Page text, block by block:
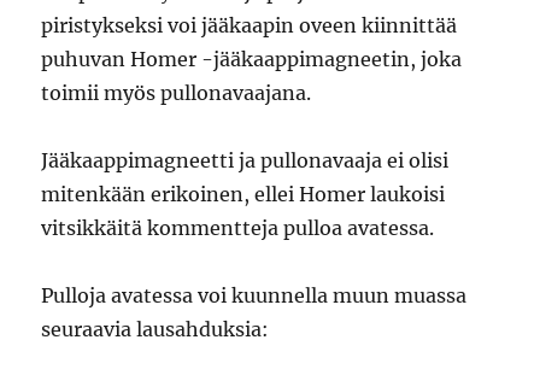
piristykseksi voi jääkaapin oveen kiinnittää
puhuvan Homer -jääkaappimagneetin, joka
toimii myös pullonavaajana.
Jääkaappimagneetti ja pullonavaaja ei olisi
mitenkään erikoinen, ellei Homer laukoisi
vitsikkäitä kommentteja pulloa avatessa.
Pulloja avatessa voi kuunnella muun muassa
seuraavia lausahduksia: